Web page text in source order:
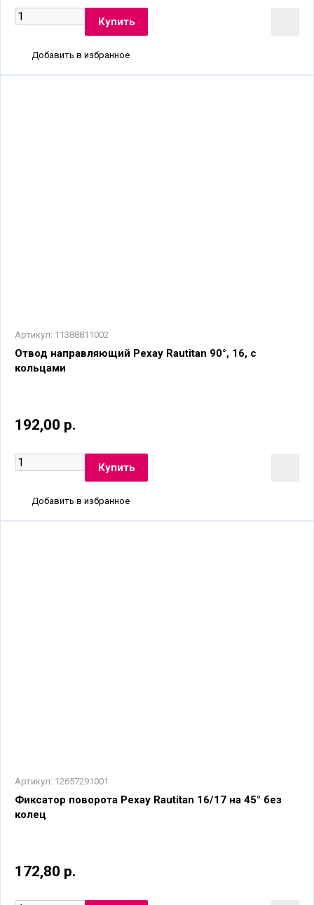
Добавить в избранное
Артикул: 11388811002
Отвод направляющий Рехау Rautitan 90°, 16, с
кольцами
192,00 р.
Добавить в избранное
Артикул: 12657291001
Фиксатор поворота Рехау Rautitan 16/17 на 45° без
колец
172,80 р.